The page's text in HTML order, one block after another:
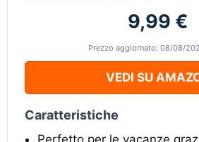
9,99 €
Prezzo aggiornato: 08/08/
VEDI SU
Caratteristiche
Perfetto per le vacanze